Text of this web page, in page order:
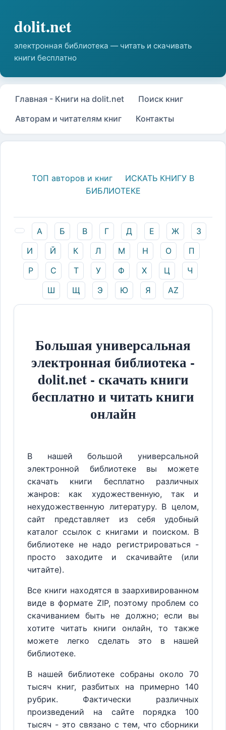
Главная - Книги на dolit.net
Поиск книг
Авторам и читателям книг
Контакты
ТОП авторов и книг
ИСКАТЬ КНИГУ В
БИБЛИОТЕКЕ
А Б В Г Д Е Ж
З
И
Й К Л М Н О
П
Р
С Т У Ф Х Ц
Ч
Ш
Щ Э Ю Я AZ
Большая универсальная
электронная библиотека -
dolit.net - скачать книги
бесплатно и читать книги
онлайн
В нашей большой универсальной
электронной библиотеке вы можете
скачать книги бесплатно различных
жанров: как художественную, так и
нехудожественную литературу. В целом,
сайт представляет из себя удобный
каталог ссылок с книгами и поиском. В
библиотеке не надо регистрироваться -
просто заходите и скачивайте (или
читайте).
Все книги находятся в заархивированном
виде в формате ZIP, поэтому проблем со
скачиванием быть не должно; если вы
хотите читать книги онлайн, то также
можете легко сделать это в нашей
библиотеке.
В нашей библиотеке собраны около 70
тысяч книг, разбитых на примерно 140
рубрик. Фактически различных
произведений на сайте порядка 100
тысяч - это связано с тем, что сборники